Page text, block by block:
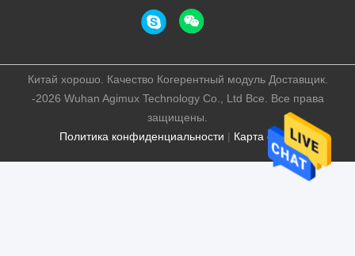
Политика конфиденциальности | Карта сайта
Китай хорошо. Качество Когерентный модуль Доставщик.
-2026 Wuhan Agimux Technology Co., Ltd Все. Все права
защищены.